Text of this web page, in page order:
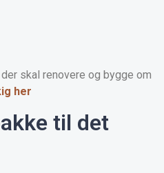
skal renovere og bygge om
her
til det